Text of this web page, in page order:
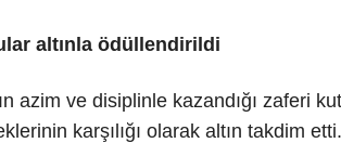
altınla ödüllendirildi
azim ve disiplinle kazandığı zaferi
karşılığı olarak altın takdim